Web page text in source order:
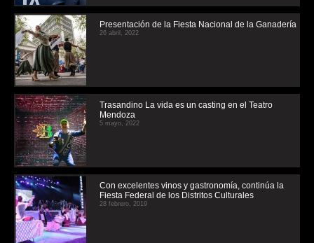
Presentación de la Fiesta Nacional de la Ganadería
26 abril, 2022
Trasandino La vida es un casting en el Teatro
Mendoza
5 mayo, 2022
Con excelentes vinos y gastronomía, continúa la
Fiesta Federal de los Distritos Culturales
28 febrero, 2019